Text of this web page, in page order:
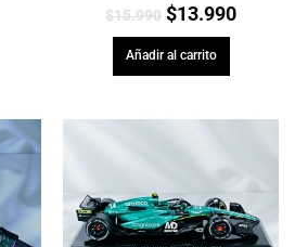
$15.990 $13.990
Añadir al carrito